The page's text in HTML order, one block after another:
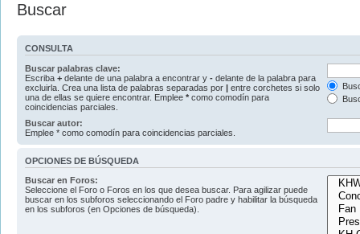
Buscar
CONSULTA
Buscar palabras clave:
Escriba + delante de una palabra a encontrar y - delante de la palabra para
excluirla. Crea una lista de palabras separadas por | entre corchetes si solo
una de ellas se quiere encontrar. Emplee * como comodín para
coincidencias parciales.
Buscar autor:
Emplee * como comodín para coincidencias parciales.
OPCIONES DE BÚSQUEDA
Buscar en Foros:
Seleccione el Foro o Foros en los que desea buscar. Para agilizar puede
buscar en los subforos seleccionando el Foro padre y habilitar la búsqueda
en los subforos (en Opciones de búsqueda).